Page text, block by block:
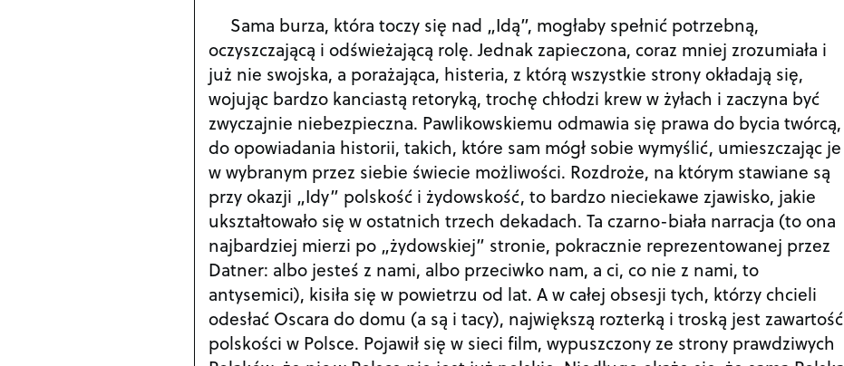
Sama burza, która toczy się nad „Idą”, mogłaby spełnić potrzebną,
oczyszczającą i odświeżającą rolę. Jednak zapieczona, coraz mniej zrozumiała i
już nie swojska, a porażająca, histeria, z którą wszystkie strony okładają się,
wojując bardzo kanciastą retoryką, trochę chłodzi krew w żyłach i zaczyna być
zwyczajnie niebezpieczna. Pawlikowskiemu odmawia się prawa do bycia twórcą,
do opowiadania historii, takich, które sam mógł sobie wymyślić, umieszczając je
w wybranym przez siebie świecie możliwości. Rozdroże, na którym stawiane są
przy okazji „Idy” polskość i żydowskość, to bardzo nieciekawe zjawisko, jakie
ukształtowało się w ostatnich trzech dekadach. Ta czarno-biała narracja (to ona
najbardziej mierzi po „żydowskiej” stronie, pokracznie reprezentowanej przez
Datner: albo jesteś z nami, albo przeciwko nam, a ci, co nie z nami, to
antysemici), kisiła się w powietrzu od lat. A w całej obsesji tych, którzy chcieli
odesłać Oscara do domu (a są i tacy), największą rozterką i troską jest zawartość
polskości w Polsce. Pojawił się w sieci film, wypuszczony ze strony prawdziwych